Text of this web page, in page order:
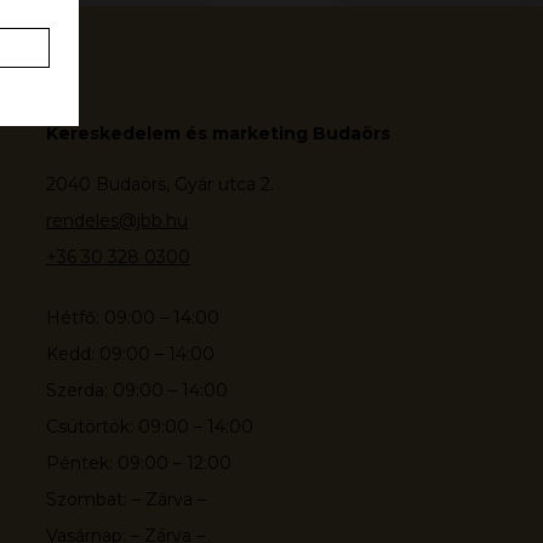
Kereskedelem és marketing Budaörs
2040 Budaörs, Gyár utca 2.
rendeles@jbb.hu
+36 30 328 0300
Hétfő: 09:00 – 14:00
Kedd: 09:00 – 14:00
Szerda: 09:00 – 14:00
Csütörtök: 09:00 – 14:00
Péntek: 09:00 – 12:00
Szombat: – Zárva –
Vasárnap: – Zárva –